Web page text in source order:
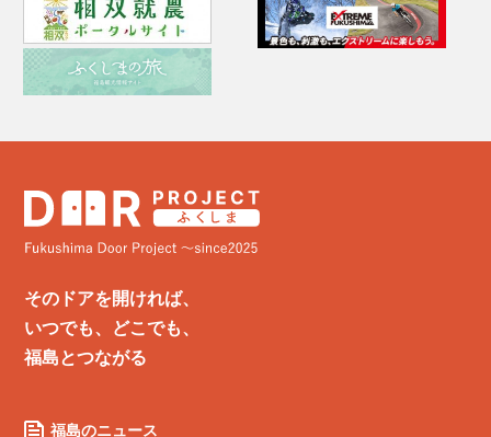
そのドアを開ければ、
いつでも、どこでも、
福島とつながる
福島のニュース